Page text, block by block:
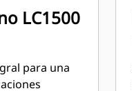
LC1500
para una